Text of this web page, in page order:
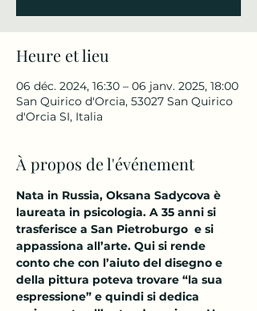
Heure et lieu
06 déc. 2024, 16:30 – 06 janv. 2025, 18:00
San Quirico d'Orcia, 53027 San Quirico
d'Orcia SI, Italia
À propos de l'événement
Nata in Russia, Oksana Sadycova è
laureata in psicologia. A 35 anni si
trasferisce a San Pietroburgo  e si
appassiona all’arte. Qui si rende
conto che con l’aiuto del disegno e
della pittura poteva trovare “la sua
espressione” e quindi si dedica